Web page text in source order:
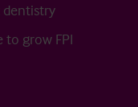
dentistry
to grow FPI